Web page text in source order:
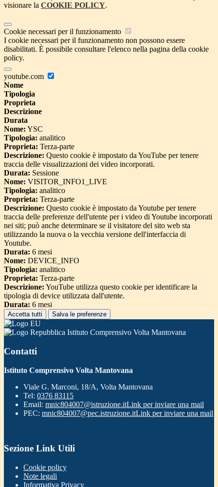
visionare la COOKIE POLICY.
Cookie necessari per il funzionamento
I cookie necessari per il funzionamento non possono essere
disabilitati. È possibile consultare l'elenco nella pagina della cookie
policy.
youtube.com
Nome
Tipologia
Proprieta
Descrizione
Durata
Nome: YSC
Tipologia: analitico
Proprieta: Terza-parte
Descrizione: Questo cookie è impostato da YouTube per tenere
traccia delle visualizzazioni dei video incorporati.
Durata: Sessione
Nome: VISITOR_INFO1_LIVE
Tipologia: analitico
Proprieta: Terza-parte
Descrizione: Questo cookie è impostato da Youtube per tenere
traccia delle preferenze dell'utente per i video di Youtube incorporati
nei siti; può anche determinare se il visitatore del sito web sta
utilizzando la nuova o la vecchia versione dell'interfaccia di
Youtube.
Durata: 6 mesi
Nome: DEVICE_INFO
Tipologia: analitico
Proprieta: Terza-parte
Descrizione: YouTube utilizza questo cookie per identificare la
tipologia di device utilizzata dall'utente.
Durata: 6 mesi
Accetta tutti Salva le preferenze
Istituto Comprensivo Volta Mantovana
Contatti
Istituto Comprensivo Volta Mantovana
Viale G. Marconi, 18/A, Volta Mantovana
Tel: 0376 83115
Email: mnic804007@istruzione.itLink per inviare una mail
PEC: mnic804007@pec.istruzione.itLink per inviare una mail
Sezione Link Utili
Cookie policy
Note legali
Informativa Privacy